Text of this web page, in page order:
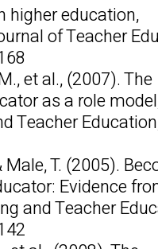
higher education,
of Teacher
et al., (2007). The
as a role
Teacher
Male, T. (2005).
Evidence
and Teacher